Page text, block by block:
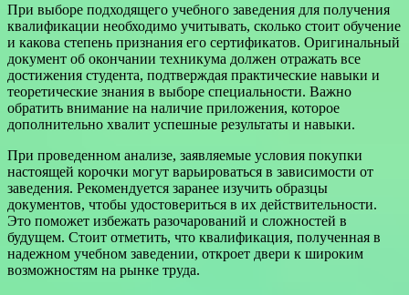
При выборе подходящего учебного заведения для получения
квалификации необходимо учитывать, сколько стоит обучение
и какова степень признания его сертификатов. Оригинальный
документ об окончании техникума должен отражать все
достижения студента, подтверждая практические навыки и
теоретические знания в выборе специальности. Важно
обратить внимание на наличие приложения, которое
дополнительно хвалит успешные результаты и навыки.
При проведенном анализе, заявляемые условия покупки
настоящей корочки могут варьироваться в зависимости от
заведения. Рекомендуется заранее изучить образцы
документов, чтобы удостовериться в их действительности.
Это поможет избежать разочарований и сложностей в
будущем. Стоит отметить, что квалификация, полученная в
надежном учебном заведении, откроет двери к широким
возможностям на рынке труда.